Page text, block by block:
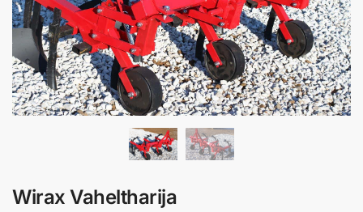
Wirax Vaheltharija